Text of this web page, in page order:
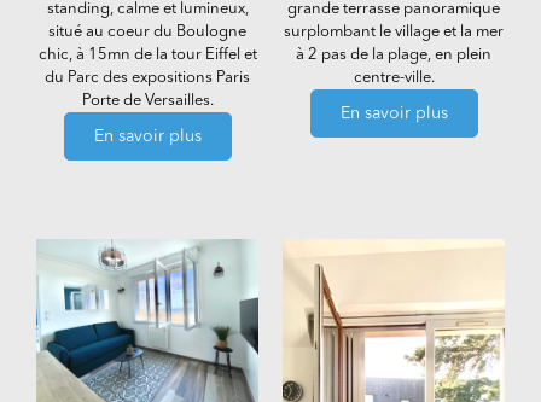
standing, calme et lumineux,
situé au coeur du Boulogne
chic, à 15mn de la tour Eiffel et
du Parc des expositions Paris
Porte de Versailles.
En savoir plus
grande terrasse panoramique
surplombant le village et la mer
à 2 pas de la plage, en plein
centre-ville.
En savoir plus